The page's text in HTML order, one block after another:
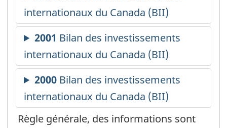
Règle générale, des informations sont